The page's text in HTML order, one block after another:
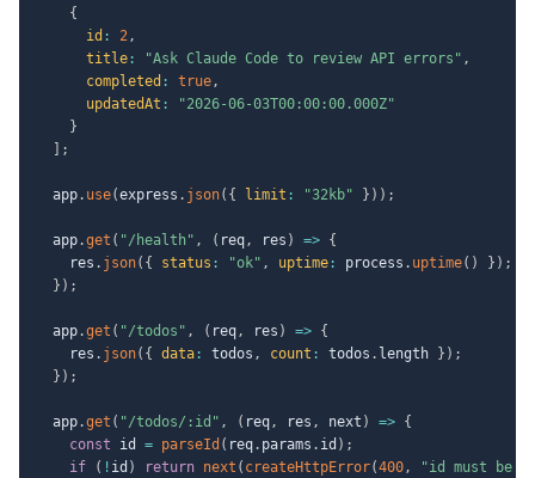
{
id : 2,
title : "Ask Claude Code to review API errors" ,
completed : true,
updatedAt :
"2026-06-03T00:00:00.000Z"
}
;
  app
. use(express . json( { limit : "32kb" } ) ) ;
  app
.get ( "/health" , ( req, res ) => {
    res
. json( { status : "ok" , uptime : process . uptime( ) } ) ;
} ) ;
  app
.get ( "/todos" , ( req, res ) => {
    res
. json( { data : todos , count : todos . length } ) ;
} ) ;
  app
.get ( "/todos/:id" , ( req, res , next ) => {
const id = parseId ( req. params . id ) ;
if
( ! id ) return next ( createHttpError(400, "id must be